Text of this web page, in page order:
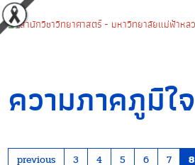
ความภาคภูมิใจ
previous 3 4 5 6 7 8